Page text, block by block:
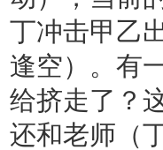
丁冲击甲乙
逢空）。有
给挤走了？
还和老师（